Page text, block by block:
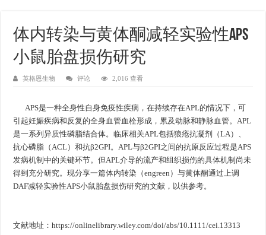
体内转染与黄体酮减轻实验性APS
小鼠胎盘损伤研究
英格恩生物 评论 2,016 查看
APS是一种全身性自身免疫性疾病，在持续存在APL的情况下，可
引起妊娠疾病和反复的全身血管血栓形成，累及动脉和静脉血管。APL
是一系列异质性磷脂结合体。临床相关APL包括狼疮抗凝剂（LA）、
抗心磷脂（ACL）和抗β2GPI。APL与β2GPI之间的抗原反应过程是APS
发病机制中的关键环节。但APL介导的流产和组织损伤的具体机制尚未
得到充分研究。现分享一篇体内转染（engreen）与黄体酮通过上调
DAF减轻实验性APS小鼠胎盘损伤研究的文献，以供参考。
文献地址：https://onlinelibrary.wiley.com/doi/abs/10.1111/cei.13313